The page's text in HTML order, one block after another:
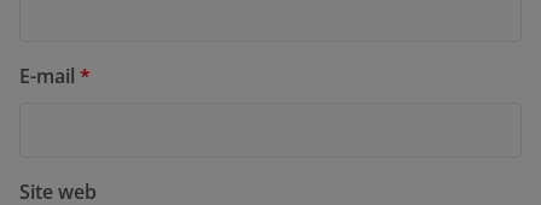
E-mail *
Site web